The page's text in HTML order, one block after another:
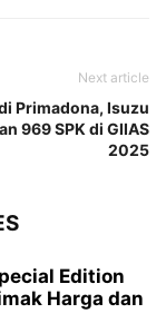
Next article
Primadona, Isuzu
969 SPK di GIIAS
2025
Edition
Harga dan